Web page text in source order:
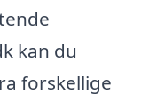
kan du
forskellige